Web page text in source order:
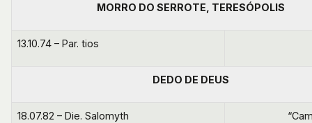
MORRO DO SERROTE, TERESÓPOLIS
13.10.74 – Par. tios
DEDO DE DEUS
18.07.82 – Die. Salomyth